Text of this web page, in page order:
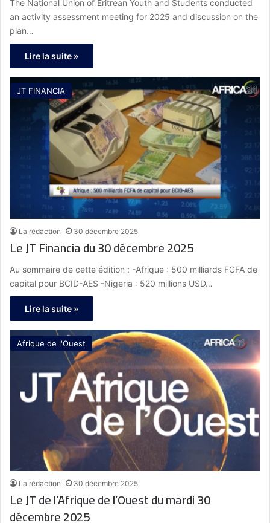
The National Union of Eritrean Youth and Students conducted
an activity assessment meeting for 2025 and discussion on the
plan…
Lire la suite »
JT FINANCIA
La rédaction 30 décembre 2025
Le JT Financia du 30 décembre 2025
Au sommaire de cette édition : -Afrique : 500 milliards FCFA de
capital pour BCID-AES -Nigeria : 520 millions USD…
Lire la suite »
Afrique de l'Ouest
La rédaction 30 décembre 2025
Le JT de l’Afrique de l’Ouest du mardi 30
décembre 2025